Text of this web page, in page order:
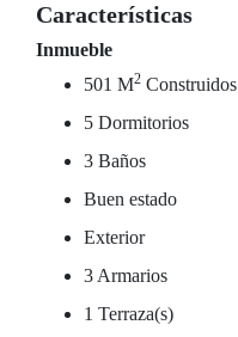
Características
Inmueble
501 M2 Construidos
5 Dormitorios
3 Baños
Buen estado
Exterior
3 Armarios
1 Terraza(s)